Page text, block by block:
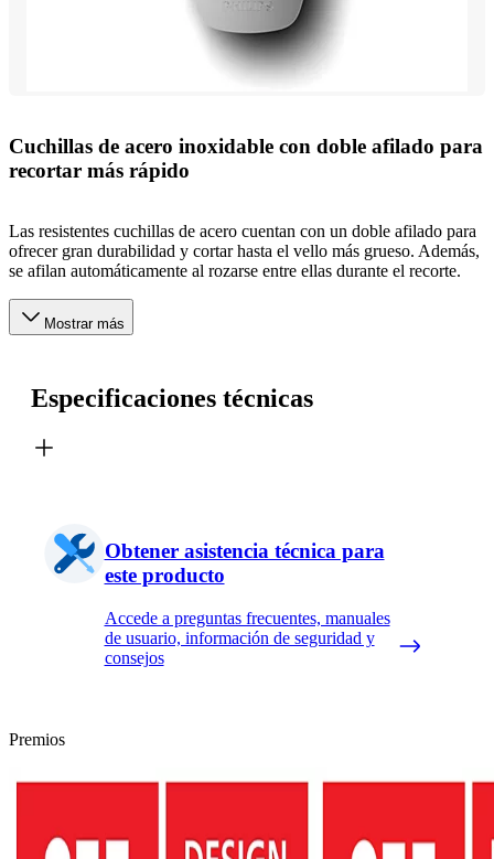
Cuchillas de acero inoxidable con doble afilado para
recortar más rápido
Las resistentes cuchillas de acero cuentan con un doble afilado para
ofrecer gran durabilidad y cortar hasta el vello más grueso. Además,
se afilan automáticamente al rozarse entre ellas durante el recorte.
Mostrar más
Especificaciones técnicas
Obtener asistencia técnica para
este producto
Accede a preguntas frecuentes, manuales
de usuario, información de seguridad y
consejos
Premios